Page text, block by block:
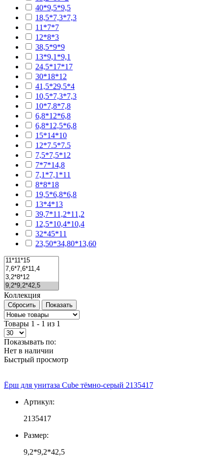
40*9,5*9,5
18,5*7,3*7,3
11*7*7
12*8*3
38,5*9*9
13*9,1*9,1
24,5*17*17
30*18*12
41,5*29,5*4
10,5*7,3*7,3
10*7,8*7,8
6,8*12*6,8
6,8*12,5*6,8
15*14*10
12*7.5*7.5
7,5*7,5*12
7*7*14,8
7,1*7,1*11
8*8*18
19,5*6,8*6,8
13*4*13
39,7*11,2*11,2
12,5*10,4*10,4
32*45*11
23,50*34,80*13,60
Коллекция
Товары 1 - 1 из 1
Показывать по:
Нет в наличии
Быстрый просмотр
Ёрш для унитаза Cube тёмно-серый 2135417
Артикул:
2135417
Размер:
9,2*9,2*42,5